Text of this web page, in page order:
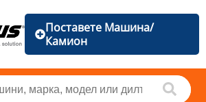
Поставете Машина/
Камион